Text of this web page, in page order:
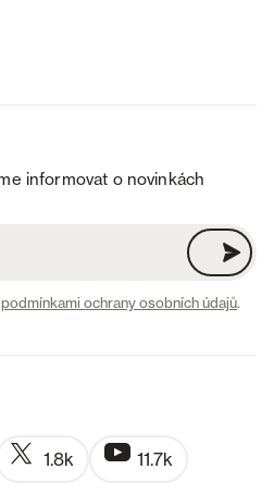
informovat o novinkách
podmínkami ochrany osobních údajů.
1.8k 11.7k